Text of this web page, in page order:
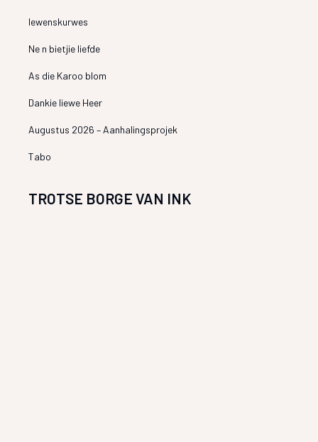
lewenskurwes
Ne n bietjie liefde
As die Karoo blom
Dankie liewe Heer
Augustus 2026 – Aanhalingsprojek
Tabo
TROTSE BORGE VAN INK